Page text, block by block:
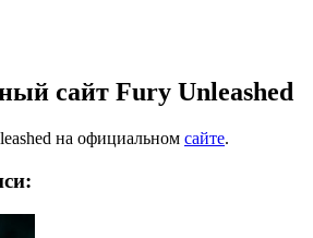
сайт Fury Unleashed
на официальном сайте.